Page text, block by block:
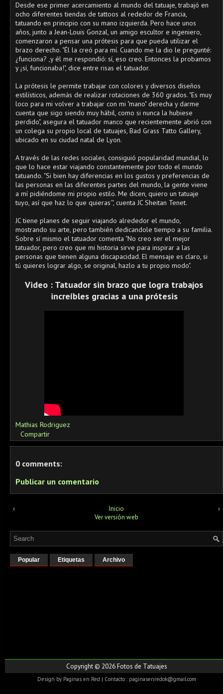
Desde ese primer acercamiento al mundo del tatuaje, trabajó en
ocho diferentes tiendas de tattoos al rededor de Francia,
tatuando en principio con su mano izquierda. Pero hace unos
años, junto a Jean-Louis Gonzal, un amigo escultor e ingeniero,
comenzaron a pensar una prótesis para que pueda utilizar el
brazo derecho. "Él la creó para mí. Cuando me la dio le pregunté:
¿funciona? ,y él me respondió: sí, eso creo. Entonces la probamos
y ¡sí, funcionaba!", dice entre risas el tatuador.
La prótesis le permite trabajar con colores y diversos diseños
estilísticos, además de realizar rotaciones de 360 grados. "Es muy
loco para mi volver a trabajar con mi "mano" derecha y darme
cuenta que sigo siendo muy hábil, como si nunca la hubiese
perdido", asegura el tatuador manco que recientemente abrió con
un colega su propio local de tatuajes, Bad Grass Tatto Gallery,
ubicado en su ciudad natal de Lyon.
A través de las redes sociales, consiguió popularidad mundial, lo
que lo hace estar viajando constantemente por todo el mundo
tatuando. "Si bien hay diferencias en los gustos y preferencias de
las personas en las diferentes partes del mundo, la gente viene
a mí pidiéndome mi propio estilo. Me dicen, quiero un tatuaje
tuyo, así que haz lo que quieras'", cuenta JC Sheitan Tenet.
JC tiene planes de seguir viajando alrededor el mundo,
mostrando su arte, pero también dedicandole tiempo a su familia.
Sobre sí mismo el tatuador comenta "No creo ser el mejor
tatuador, pero creo que mi historia sirve para inspirar a las
personas que tienen alguna discapacidad. El mensaje es claro, si
tú quieres lograr algo, se original, hazlo a tu propio modo".
Video : Tatuador sin brazo que logra trabajos
increíbles gracias a una prótesis
Mathias Rodriguez
Compartir
0 comments:
Publicar un comentario
‹ ›
Inicio
Ver versión web
Popular Etiquetas Archivo
Copyright © 2026Fotos de Tatuajes
Design by Paginas en Red | Contacto : paginasenredok@gmail.com